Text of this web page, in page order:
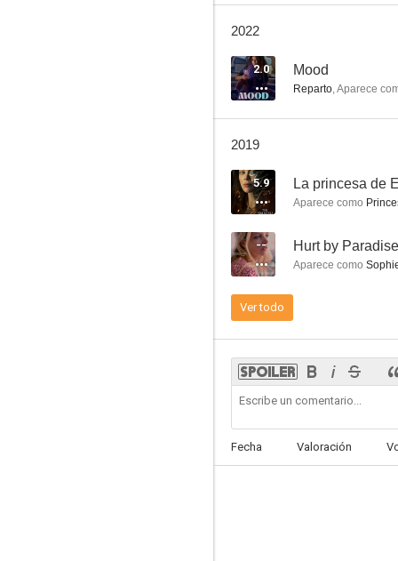
2022
2.0 Mood
Reparto,Aparece
2019
5.9 La princesa de
Aparece como
-- Hurt by Paradise
Aparece como
Ver todo
Fecha Valoración